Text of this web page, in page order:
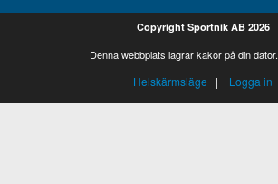
Copyright Sportnik AB 2026
Denna webbplats lagrar kakor på din dator.
Helskärmsläge | Logga in